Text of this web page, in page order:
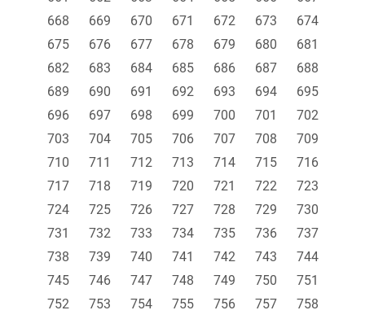
668
669 670 671 672 673
674
675
676 677 678 679 680
681
682
683 684 685 686 687
688
689
690 691 692 693 694
695
696
697 698 699 700 701
702
703
704 705 706 707 708
709
710
711 712 713 714 715
716
717
718 719 720 721 722
723
724
725 726 727 728 729
730
731
732 733 734 735 736
737
738
739 740 741 742 743
744
745
746 747 748 749 750
751
752
753 754 755 756 757
758